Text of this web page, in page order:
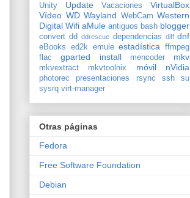
Unity Update Vacaciones
VirtualBox
Vídeo WD Wayland WebCam Western
Digital Wifi aMule antiguos bash blogger
convert dd ddrescue dependencias diff dnf
eBooks ed2k emule estadística ffmpeg
flac
gparted install mencoder mkv
mkvextract mkvtoolnix móvil nVidia
photorec presentaciones rsync ssh
su
sysrq virt-manager
Otras páginas
Fedora
Free Software Foundation
Debian